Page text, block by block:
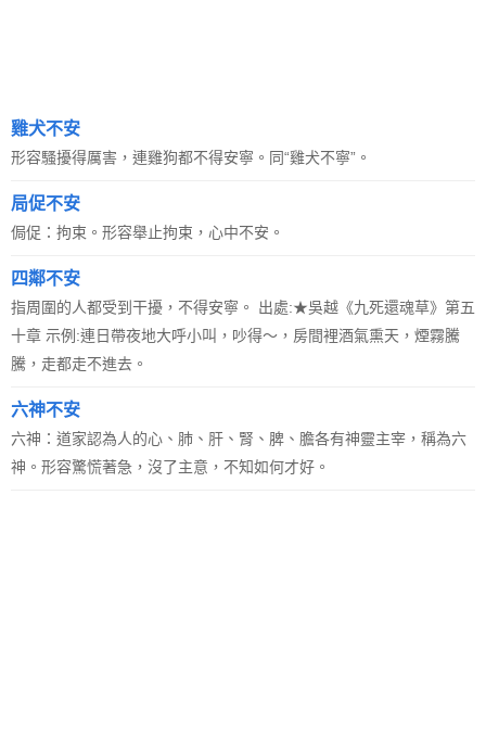
雞犬不安
形容騷擾得厲害，連雞狗都不得安寧。同“雞犬不寧”。
局促不安
侷促：拘束。形容舉止拘束，心中不安。
四鄰不安
指周圍的人都受到干擾，不得安寧。 出處:★吳越《九死還魂草》第五
十章 示例:連日帶夜地大呼小叫，吵得～，房間裡酒氣熏天，煙霧騰
騰，走都走不進去。
六神不安
六神：道家認為人的心、肺、肝、腎、脾、膽各有神靈主宰，稱為六
神。形容驚慌著急，沒了主意，不知如何才好。